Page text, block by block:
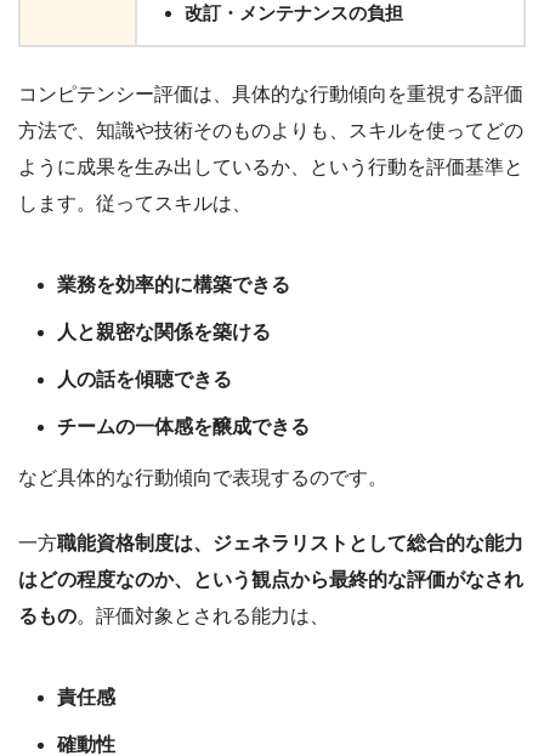
改訂・メンテナンスの負担
コンピテンシー評価は、具体的な行動傾向を重視する評価
方法で、知識や技術そのものよりも、スキルを使ってどの
ように成果を生み出しているか、という行動を評価基準と
します。従ってスキルは、
業務を効率的に構築できる
人と親密な関係を築ける
人の話を傾聴できる
チームの一体感を醸成できる
など具体的な行動傾向で表現するのです。
一方職能資格制度は、ジェネラリストとして総合的な能力
はどの程度なのか、という観点から最終的な評価がなされ
るもの。評価対象とされる能力は、
責任感
確動性